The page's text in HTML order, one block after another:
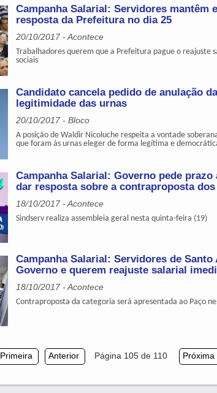
Campanha Salarial: Servidores mantêm
resposta da Prefeitura no dia 25
20/10/2017 - Acontece
Trabalhadores querem que a Prefeitura pague o reajuste
sociais
Candidato cancela pedido de anulação
legitimidade das urnas
20/10/2017 - Bloco
A posição de Waldir Nicoluche respeita a vontade
que foram às urnas eleger de forma legítima e
Campanha Salarial: Governo pede
dar resposta sobre a contraproposta
18/10/2017 - Acontece
Sindserv realiza assembleia geral nesta quinta-feira (19)
Campanha Salarial: Servidores de
Governo e querem reajuste salarial
18/10/2017 - Acontece
Contraproposta da categoria será apresentada ao Paço
Primeira Anterior Página 105 de 110 Próxima